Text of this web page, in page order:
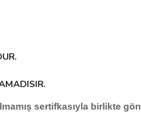
sertifkasıyla birlikte